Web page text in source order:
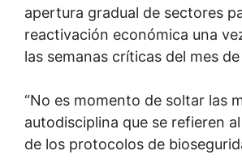
apertura gradual de sectores
reactivación económica una
las semanas críticas del mes
“No es momento de soltar las
autodisciplina que se refieren
de los protocolos de